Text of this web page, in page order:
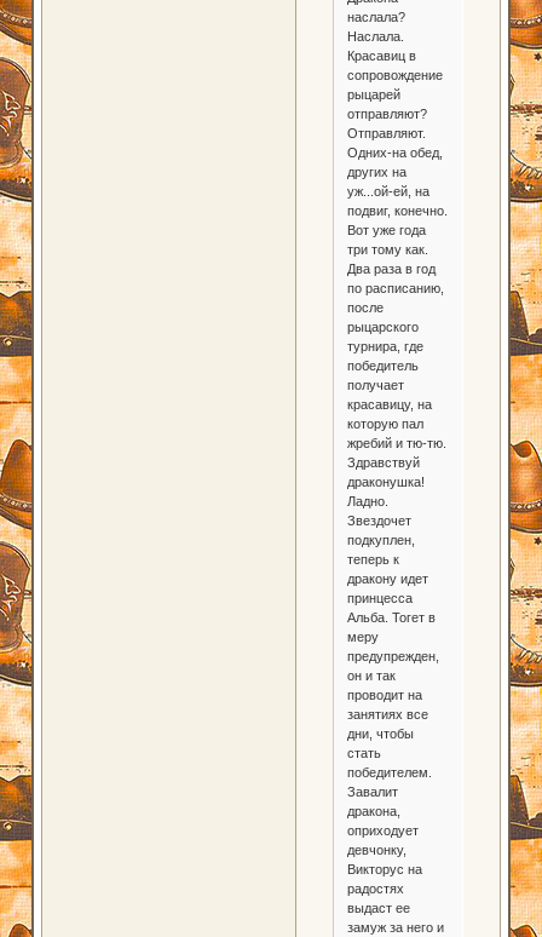
наслала?
Наслала.
Красавиц в
сопровождение
рыцарей
отправляют?
Отправляют.
Одних-на обед,
других на
уж...ой-ей, на
подвиг, конечно.
Вот уже года
три тому как.
Два раза в год
по расписанию,
после
рыцарского
турнира, где
победитель
получает
красавицу, на
которую пал
жребий и тю-тю.
Здравствуй
драконушка!
Ладно.
Звездочет
подкуплен,
теперь к
дракону идет
принцесса
Альба. Тогет в
меру
предупрежден,
он и так
проводит на
занятиях все
дни, чтобы
стать
победителем.
Завалит
дракона,
оприходует
девчонку,
Викторус на
радостях
выдаст ее
замуж за него и